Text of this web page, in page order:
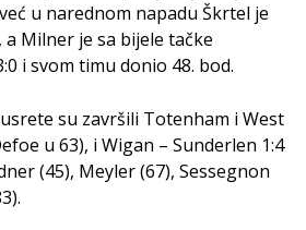
u narednom napadu Škrtel je
Milner je sa bijele tačke
i svom timu donio 48. bod.
su završili Totenham i West
u 63), i Wigan – Sunderlen 1:4
(45), Meyler (67), Sessegnon